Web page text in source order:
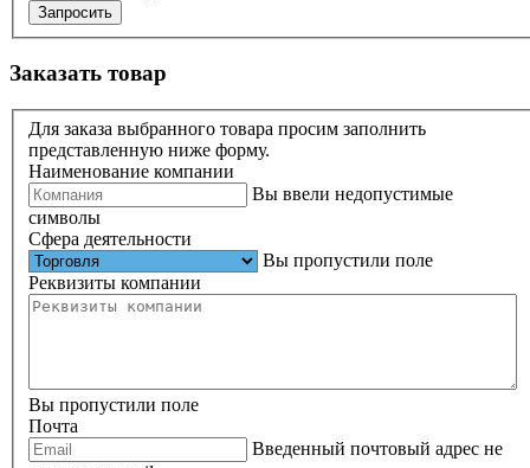
Запросить
Заказать товар
Для заказа выбранного товара просим заполнить
представленную ниже форму.
Наименование компании
Вы ввели недопустимые
символы
Сфера деятельности
Вы пропустили поле
Реквизиты компании
Вы пропустили поле
Почта
Введенный почтовый адрес не